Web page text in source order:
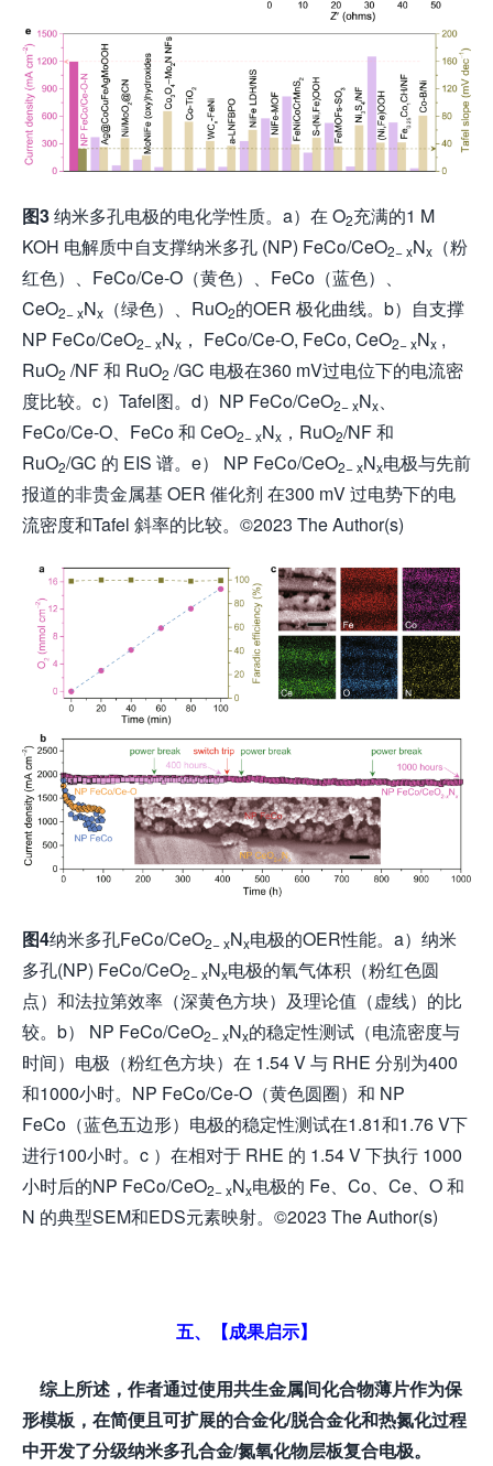
图3纳米多孔电极的电化学性质。a）在 O2充满的1 M
KOH 电解质中自支撑纳米多孔 (NP) FeCo/CeO2− xNx （粉
红色）、FeCo/Ce-O（黄色）、FeCo（蓝色）、
CeO2− xNx （绿色）、RuO2的OER 极化曲线。b）自支撑
NP FeCo/CeO2− xNx ， FeCo/Ce-O, FeCo, CeO2− xNx ,
RuO2 /NF 和 RuO2 /GC 电极在360 mV过电位下的电流密
度比较。c）Tafel图。d）NP FeCo/CeO2− xNx、
FeCo/Ce-O、FeCo 和 CeO2− xNx ，RuO2/NF 和
RuO2/GC 的 EIS 谱。e） NP FeCo/CeO2− xNx电极与先前
报道的非贵金属基 OER 催化剂 在300 mV 过电势下的电
流密度和Tafel 斜率的比较。©2023 The Author(s)
图4纳米多孔FeCo/CeO2− xNx电极的OER性能。a）纳米
多孔(NP) FeCo/CeO2− xNx电极的氧气体积（粉红色圆
点）和法拉第效率（深黄色方块）及理论值（虚线）的比
较。b） NP FeCo/CeO2− xNx的稳定性测试（电流密度与
时间）电极（粉红色方块）在 1.54 V 与 RHE 分别为400
和1000小时。NP FeCo/Ce-O（黄色圆圈）和 NP
FeCo（蓝色五边形）电极的稳定性测试在1.81和1.76 V下
进行100小时。c ）在相对于 RHE 的 1.54 V 下执行 1000
小时后的NP FeCo/CeO2− xNx电极的 Fe、Co、Ce、O 和
N 的典型SEM和EDS元素映射。©2023 The Author(s)
五、【成果启示】
综上所述，作者通过使用共生金属间化合物薄片作为保
形模板，在简便且可扩展的合金化/脱合金化和热氮化过程
中开发了分级纳米多孔合金/氮氧化物层板复合电极。